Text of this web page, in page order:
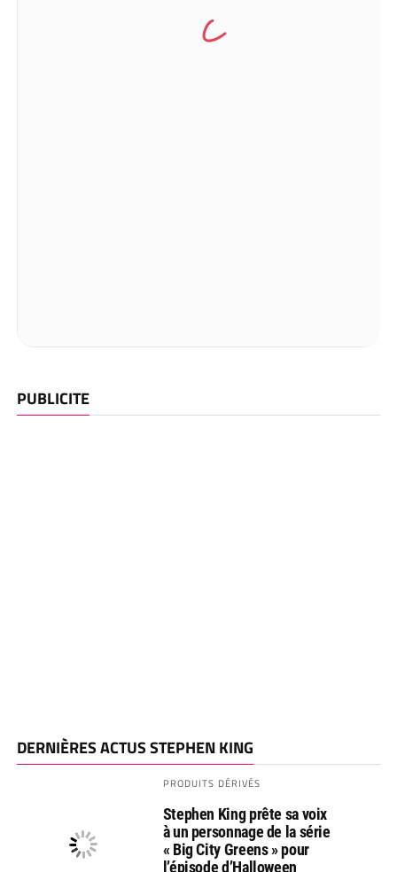
PUBLICITE
DERNIÈRES ACTUS STEPHEN KING
PRODUITS DÉRIVÉS
Stephen King prête sa voix
à un personnage de la série
« Big City Greens » pour
l’épisode d’Halloween